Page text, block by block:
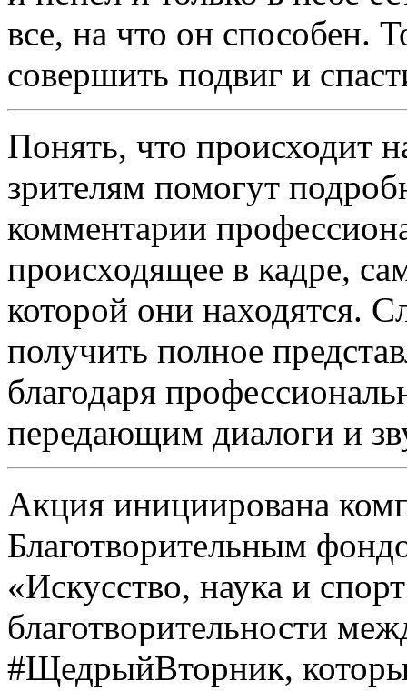
все, на что он способен.
совершить подвиг и
Понять, что происходит
зрителям помогут
комментарии
происходящее в кадре,
которой они находятся.
получить полное
благодаря
передающим диалоги и
Акция инициирована
Благотворительным
«Искусство, наука и
благотворительности
#ЩедрыйВторник,